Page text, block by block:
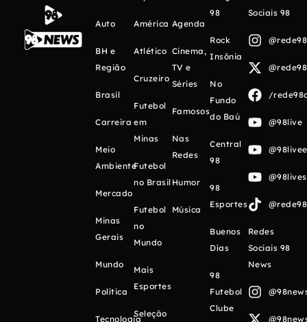
Auto
BH e
Região
Brasil
Carreira
Meio
Ambiente
Mercado
Minas
Gerais
Mundo
Política
Tecnologia
América
Atlético
Cruzeiro
Futebol
em
Minas
Futebol
no Brasil
Futebol
no
Mundo
Mais
Esportes
Seleção
Agenda
Cinema,
TV e
Séries
Famosos
Nas
Redes
Humor
Música
98
Rock
Insônia
No
Fundo
do Baú
Central
98
98
Esportes
Buenos
Días
98
Futebol
Clube
Sociais 98
/
@98live
Redes
Sociais 98
News